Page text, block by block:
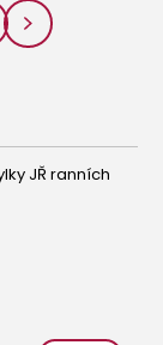
JŘ ranních